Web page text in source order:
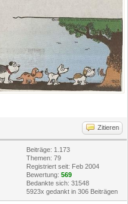
Zitieren
Beiträge: 1.173
Themen: 79
Registriert seit: Feb 2004
Bewertung: 569
Bedankte sich: 31548
5923x gedankt in 306 Beiträgen